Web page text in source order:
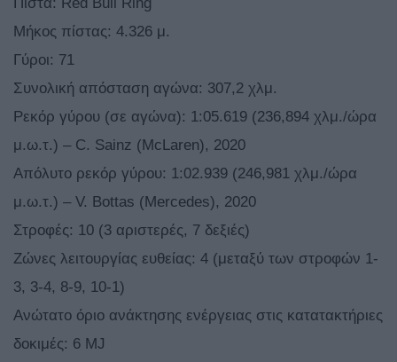
Μήκος πίστας: 4.326 μ.
Γύροι: 71
Συνολική απόσταση αγώνα: 307,2 χλμ.
Ρεκόρ γύρου (σε αγώνα): 1:05.619 (236,894 χλμ./ώρα
μ.ω.τ.) – C. Sainz (McLaren), 2020
Απόλυτο ρεκόρ γύρου: 1:02.939 (246,981 χλμ./ώρα
μ.ω.τ.) – V. Bottas (Mercedes), 2020
Στροφές: 10 (3 αριστερές, 7 δεξιές)
Ζώνες λειτουργίας ευθείας: 4 (μεταξύ των στροφών 1-
3, 3-4, 8-9, 10-1)
Ανώτατο όριο ανάκτησης ενέργειας στις κατατακτήριες
δοκιμές: 6 MJ